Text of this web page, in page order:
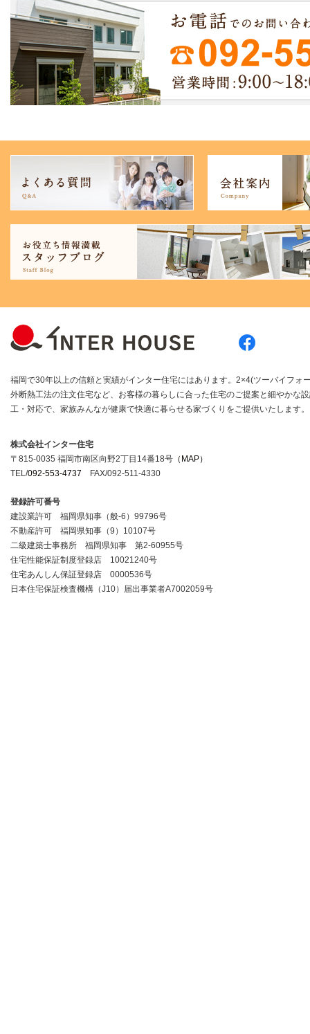
福岡で30年以上の信頼と実績がインター住宅にはあります。2×4(ツーバイフォ
外断熱工法の注文住宅など、お客様の暮らしに合った住宅のご提案と細やかな
工・対応で、家族みんなが健康で快適に暮らせる家づくりをご提供いたします。
株式会社インター住宅
〒815-0035 福岡市南区向野2丁目14番18号 （MAP）
TEL/092-553-4737 FAX/092-511-4330
登録許可番号
建設業許可 福岡県知事（般-6）99796号
不動産許可 福岡県知事（9）10107号
二級建築士事務所 福岡県知事 第2-60955号
住宅性能保証制度登録店 10021240号
住宅あんしん保証登録店 0000536号
日本住宅保証検査機構（J10）届出事業者A7002059号